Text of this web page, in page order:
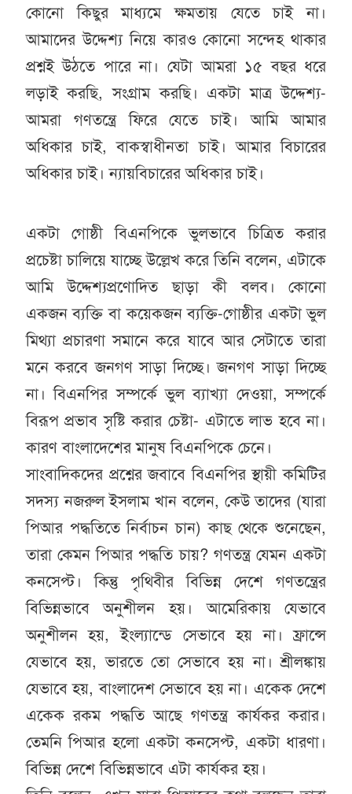
কোনো কিছুর মাধ্যমে ক্ষমতায় যেতে চাই না।
আমাদের উদ্দেশ্য নিয়ে কারও কোনো সন্দেহ থাকার
প্রশ্নই উঠতে পারে না। যেটা আমরা ১৫ বছর ধরে
লড়াই করছি, সংগ্রাম করছি। একটা মাত্র উদ্দেশ্য-
আমরা গণতন্ত্রে ফিরে যেতে চাই। আমি আমার
অধিকার চাই, বাকস্বাধীনতা চাই। আমার বিচারের
অধিকার চাই। ন্যায়বিচারের অধিকার চাই।
একটা গোষ্ঠী বিএনপিকে ভুলভাবে চিত্রিত করার
প্রচেষ্টা চালিয়ে যাচ্ছে উল্লেখ করে তিনি বলেন, এটাকে
আমি উদ্দেশ্যপ্রণোদিত ছাড়া কী বলব। কোনো
একজন ব্যক্তি বা কয়েকজন ব্যক্তি-গোষ্ঠীর একটা ভুল
মিথ্যা প্রচারণা সমানে করে যাবে আর সেটাতে তারা
মনে করবে জনগণ সাড়া দিচ্ছে। জনগণ সাড়া দিচ্ছে
না। বিএনপির সম্পর্কে ভুল ব্যাখ্যা দেওয়া, সম্পর্কে
বিরূপ প্রভাব সৃষ্টি করার চেষ্টা- এটাতে লাভ হবে না।
কারণ বাংলাদেশের মানুষ বিএনপিকে চেনে।
সাংবাদিকদের প্রশ্নের জবাবে বিএনপির স্থায়ী কমিটির
সদস্য নজরুল ইসলাম খান বলেন, কেউ তাদের (যারা
পিআর পদ্ধতিতে নির্বাচন চান) কাছ থেকে শুনেছেন,
তারা কেমন পিআর পদ্ধতি চায়? গণতন্ত্র যেমন একটা
কনসেপ্ট। কিন্তু পৃথিবীর বিভিন্ন দেশে গণতন্ত্রের
বিভিন্নভাবে অনুশীলন হয়। আমেরিকায় যেভাবে
অনুশীলন হয়, ইংল্যান্ডে সেভাবে হয় না। ফ্রান্সে
যেভাবে হয়, ভারতে তো সেভাবে হয় না। শ্রীলঙ্কায়
যেভাবে হয়, বাংলাদেশ সেভাবে হয় না। একেক দেশে
একেক রকম পদ্ধতি আছে গণতন্ত্র কার্যকর করার।
তেমনি পিআর হলো একটা কনসেপ্ট, একটা ধারণা।
বিভিন্ন দেশে বিভিন্নভাবে এটা কার্যকর হয়।